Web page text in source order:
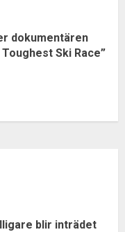
dokumentären
Toughest Ski Race”
blir inträdet